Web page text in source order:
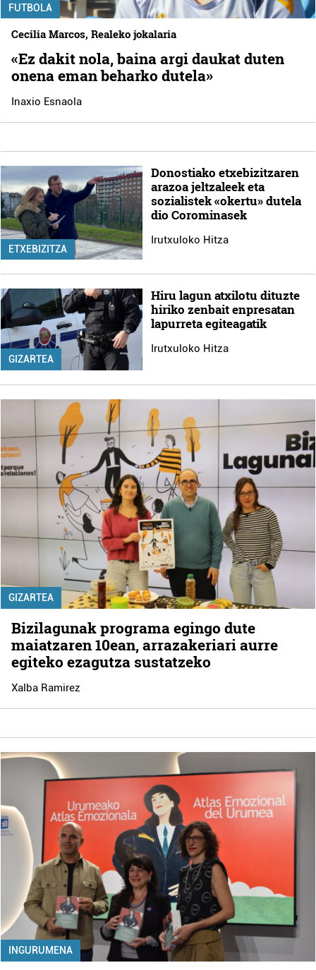
FUTBOLA
Cecilia Marcos, Realeko jokalaria
«Ez dakit nola, baina argi daukat duten
onena eman beharko dutela»
Inaxio Esnaola
ETXEBIZITZA
Donostiako etxebizitzaren
arazoa jeltzaleek eta
sozialistek «okertu» dutela
dio Corominasek
Irutxuloko Hitza
GIZARTEA
Hiru lagun atxilotu dituzte
hiriko zenbait enpresatan
lapurreta egiteagatik
Irutxuloko Hitza
GIZARTEA
Bizilagunak programa egingo dute
maiatzaren 10ean, arrazakeriari aurre
egiteko ezagutza sustatzeko
Xalba Ramirez
INGURUMENA